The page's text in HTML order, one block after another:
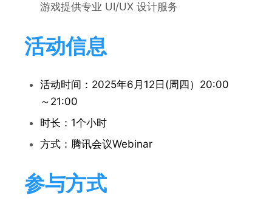
游戏提供专业 UI/UX 设计服务
活动信息
活动时间：2025年6月12日(周四）20:00
～21:00
时长：1个小时
方式：腾讯会议Webinar
参与方式